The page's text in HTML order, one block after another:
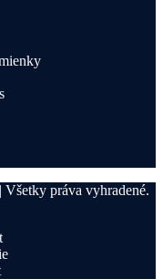
| Všetky práva vyhradené.